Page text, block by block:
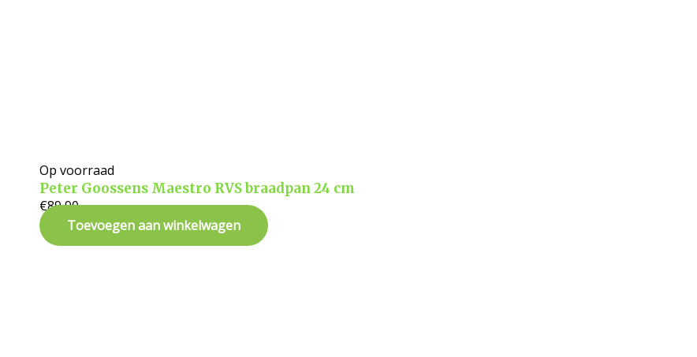
Op voorraad
Peter Goossens Maestro RVS braadpan 24 cm
€89,90
Toevoegen aan winkelwagen